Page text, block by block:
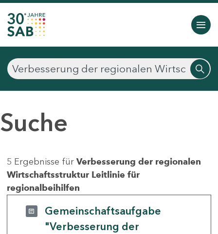
Suche
5 Ergebnisse für Verbesserung der regionalen
Wirtschaftsstruktur Leitlinie für
regionalbeihilfen
Gemeinschaftsaufgabe
"Verbesserung der